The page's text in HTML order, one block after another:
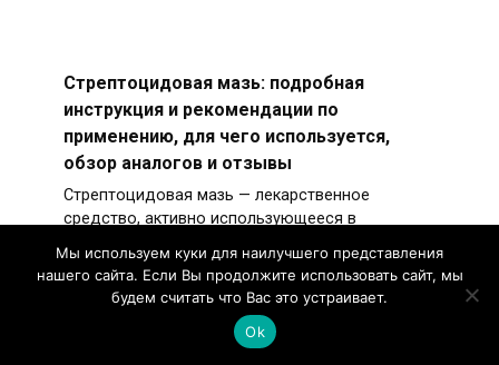
Стрептоцидовая мазь: подробная
инструкция и рекомендации по
применению, для чего используется,
обзор аналогов и отзывы
Стрептоцидовая мазь — лекарственное
средство, активно использующееся в
Мы используем куки для наилучшего представления
нашего сайта. Если Вы продолжите использовать сайт, мы
будем считать что Вас это устраивает.
Ok